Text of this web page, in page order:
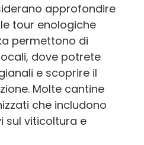
approfondire
tour enologiche
permettono di
dove potrete
e scoprire il
Molte cantine
che includono
sul viticoltura e